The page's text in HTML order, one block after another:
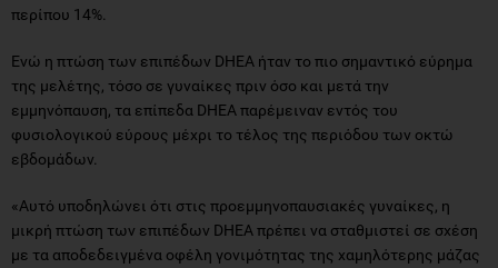
περίπου 14%.
Ενώ η πτώση των επιπέδων DHEA ήταν το πιο σημαντικό εύρημα
της μελέτης, τόσο σε γυναίκες πριν όσο και μετά την
εμμηνόπαυση, τα επίπεδα DHEA παρέμειναν εντός του
φυσιολογικού εύρους μέχρι το τέλος της περιόδου των οκτώ
εβδομάδων.
«Αυτό υποδηλώνει ότι στις προεμμηνοπαυσιακές γυναίκες, η
μικρή πτώση των επιπέδων DHEA πρέπει να σταθμιστεί σε σχέση
με τα αποδεδειγμένα οφέλη γονιμότητας της χαμηλότερης μάζας